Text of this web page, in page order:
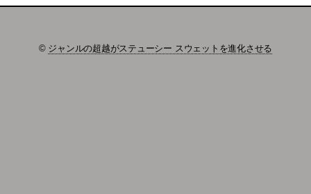
© ジャンルの超越がステューシー スウェットを進化させる